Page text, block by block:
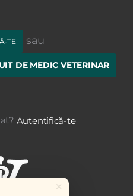
TE sau
DE MEDIC VETERINAR
Autentifică-te
×